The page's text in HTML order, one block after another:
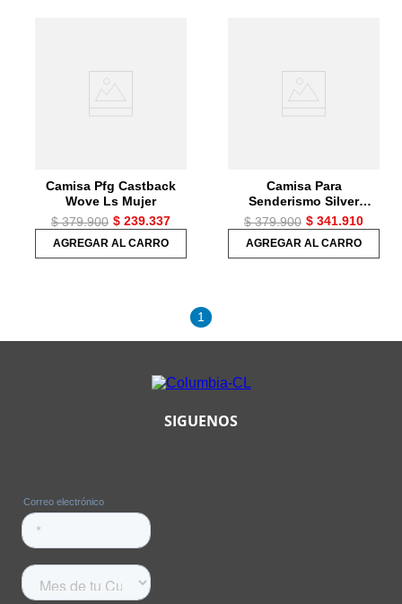
Camisa Pfg Castback
Wove Ls Mujer
$ 379.900 $ 239.337
AGREGAR AL CARRO
Camisa Para
Senderismo Silver
Ridge™ 3.0 Ls Mujer
$ 379.900 $ 341.910
AGREGAR AL CARRO
1
SIGUENOS